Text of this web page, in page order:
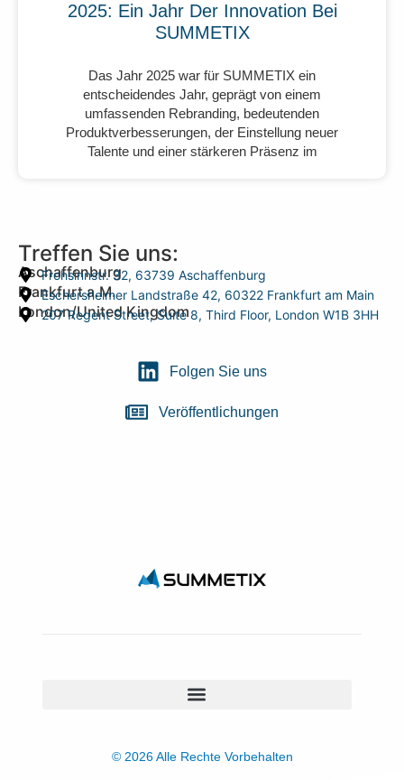
2025: Ein Jahr Der Innovation Bei
SUMMETIX
Das Jahr 2025 war für SUMMETIX ein
entscheidendes Jahr, geprägt von einem
umfassenden Rebranding, bedeutenden
Produktverbesserungen, der Einstellung neuer
Talente und einer stärkeren Präsenz im
Treffen Sie uns:
Aschaffenburg
Frohsinnstr. 32, 63739 Aschaffenburg
Frankfurt a.M.
Eschersheimer Landstraße 42, 60322 Frankfurt am Main
London/United Kingdom
207 Regent Street, Suite 8, Third Floor, London W1B 3HH
Folgen Sie uns
Veröffentlichungen
© 2026 Alle Rechte Vorbehalten